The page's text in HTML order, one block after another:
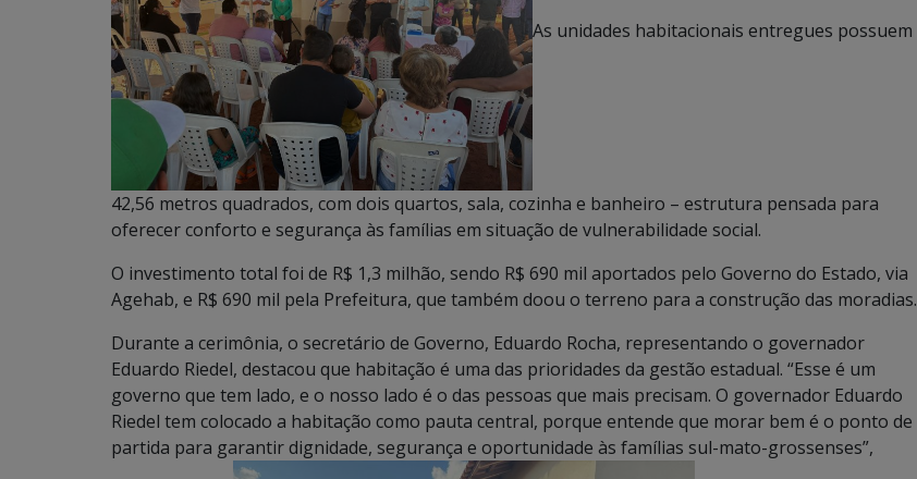
As unidades habitacionais entregues possuem
42,56 metros quadrados, com dois quartos, sala, cozinha e banheiro – estrutura pensada para
oferecer conforto e segurança às famílias em situação de vulnerabilidade social.
O investimento total foi de R$ 1,3 milhão, sendo R$ 690 mil aportados pelo Governo do Estado, via
Agehab, e R$ 690 mil pela Prefeitura, que também doou o terreno para a construção das moradias.
Durante a cerimônia, o secretário de Governo, Eduardo Rocha, representando o governador
Eduardo Riedel, destacou que habitação é uma das prioridades da gestão estadual. “Esse é um
governo que tem lado, e o nosso lado é o das pessoas que mais precisam. O governador Eduardo
Riedel tem colocado a habitação como pauta central, porque entende que morar bem é o ponto de
partida para garantir dignidade, segurança e oportunidade às famílias sul-mato-grossenses”,